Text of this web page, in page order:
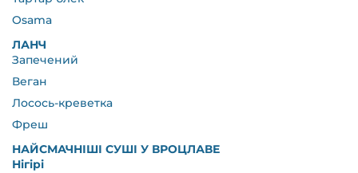
Osama
ЛАНЧ
Запечений
Веган
Лосось-креветка
Фреш
НАЙСМАЧНІШІ СУШІ У ВРОЦЛАВЕ
Нігірі